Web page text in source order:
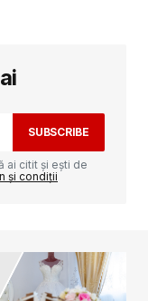
cu
SUBSCRIBE
ai citit și ești de
și condiții